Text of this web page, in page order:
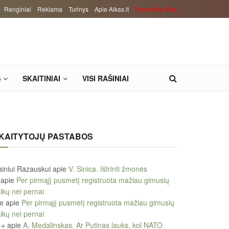
Renginiai Reklama Turinys Apie Alkas.lt Paremkite Alką
SKAITINIAI VISI RAŠINIAI
PASTABOS
Razauskui apie V. Sinica. Ištrinti žmonės
apie Per pirmąjį pusmetį registruota mažiau gimusių
nei pernai
apie Per pirmąjį pusmetį registruota mažiau gimusių
nei pernai
apie A. Medalinskas. Ar Putinas lauks, kol NATO